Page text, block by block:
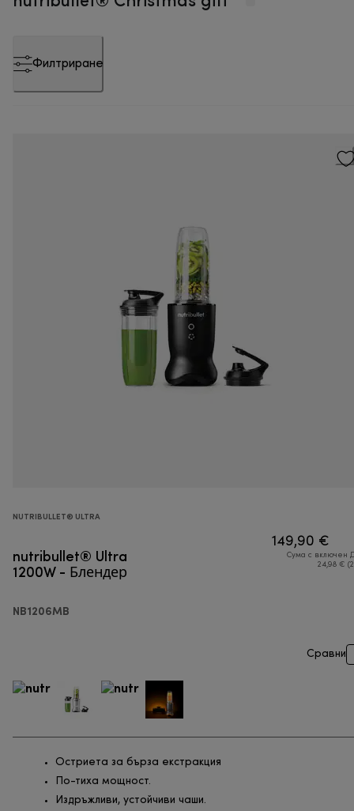
Филтриране
NUTRIBULLET® ULTRA
nutribullet® Ultra
1200W - Блендер
NB1206MB
149,90 €
Сума с включен
24,98 €
Сравни
Остриета за бърза екстракция
По-тиха мощност.
Издръжливи, устойчиви чаши.